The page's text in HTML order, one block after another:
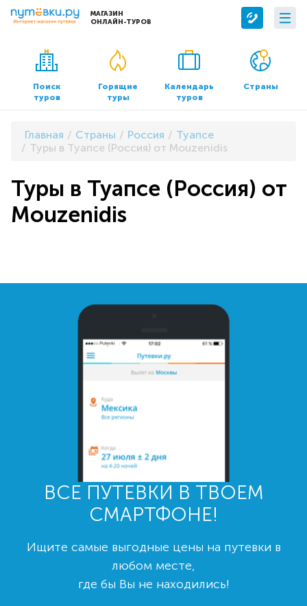
МАГАЗИН
ОНЛАЙН-ТУРОВ
Сервисы
Бронирование отелей
Трансфер
О компании
О нас
Контакты
Документы и реквизиты
Поиск
туров
Горящие
туры
Календарь
туров
Страны
Главная Страны Россия
Туапсе
Туры в Туапсе (Россия) от Mouzenidis
Туры в Туапсе (Россия) от
Mouzenidis
ВСЕ ПУТЕВКИ В ТВОЕМ
СМАРТФОНЕ!
Ищите самые выгодные цены на путевки в
любом месте,
где бы Вы не находились!